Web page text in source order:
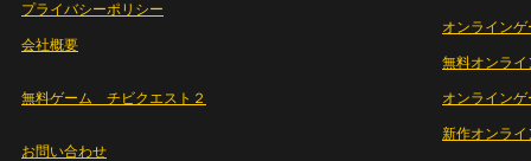
プライバシーポリシー
会社概要
無料ゲーム チビクエスト２
お問い合わせ
オンラインゲ
無料オンライ
オンライン
新作オンライ